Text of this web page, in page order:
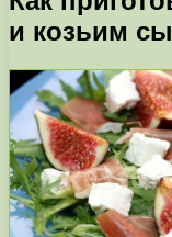
и козьим